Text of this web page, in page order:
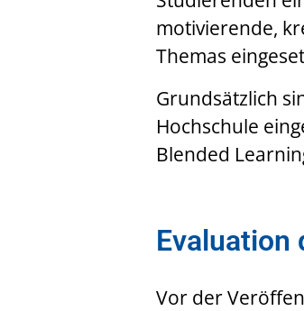
motivierende,
Themas
Grundsätzlich
Hochschule
Blended
Evaluation
Vor der